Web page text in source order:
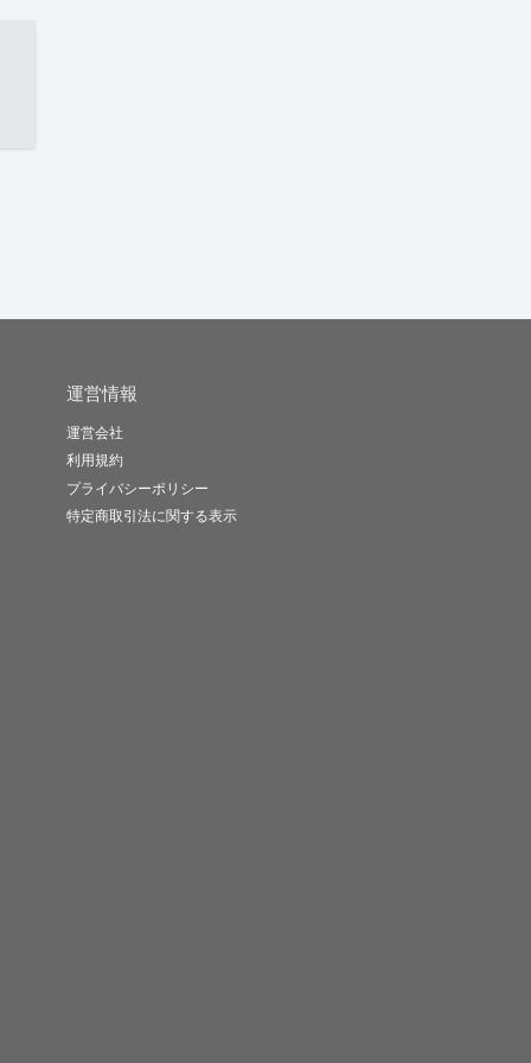
運営情報
運営会社
利用規約
プライバシーポリシー
特定商取引法に関する表示